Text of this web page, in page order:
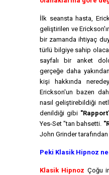
İlk seansta hasta,
geliştirilen ve
bir zamanda ihtiyaç
türlü bilgiye sahip
sayfalı bir anket
gerçeğe daha
kişi hakkında
Erickson'un bazen
nasıl geliştirebildiği
denildiği gibi
Yes-Set "tan bahsetti.
John Grinder
Peki Klasik Hipnoz
Klasik Hipnoz Çoğu